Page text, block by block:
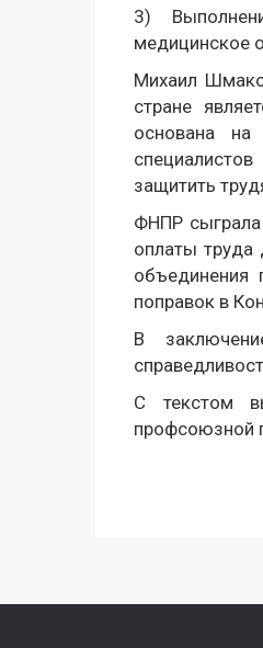
3)
медицинское
Михаил
стране
основана
защитить
ФНПР
оплаты труда
объединения
поправок в
В
С текстом
профсоюзной